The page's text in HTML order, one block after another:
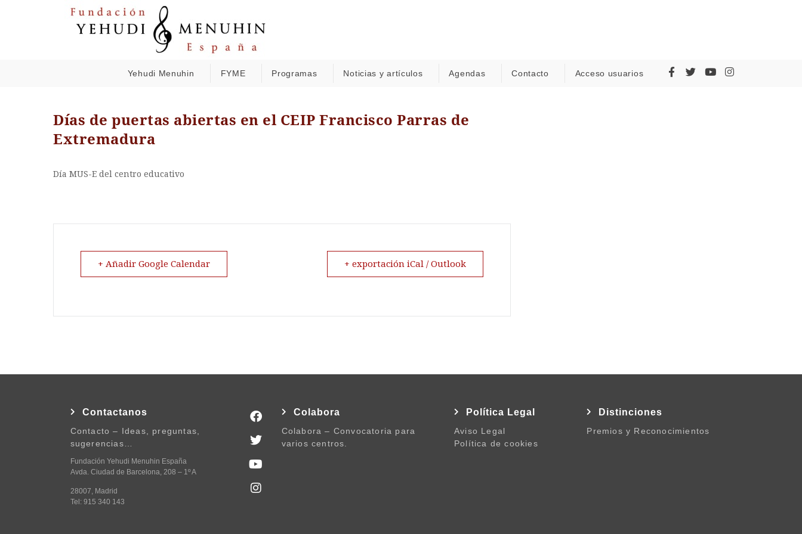
Yehudi Menuhin FYME Programas Noticias y artículos Agendas Contacto Acceso usuarios
Días de puertas abiertas en el CEIP Francisco Parras de
Extremadura
Día MUS-E del centro educativo
+ Añadir Google Calendar + exportación iCal / Outlook
Contactanos
Contacto – Ideas, preguntas,
sugerencias…
Fundación Yehudi Menuhin España
Avda. Ciudad de Barcelona, 208 – 1º A
28007, Madrid
Tel: 915 340 143
Colabora
Colabora – Convocatoria para
varios centros.
Política Legal
Aviso Legal
Política de cookies
Distinciones
Premios y Reconocimientos